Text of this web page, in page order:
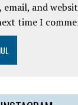
email, and
time I